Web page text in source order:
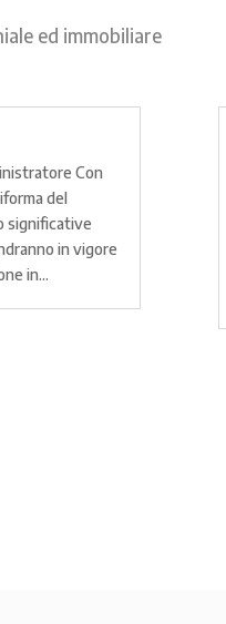
ed immobiliare
Con
del
significative
in vigore
in...